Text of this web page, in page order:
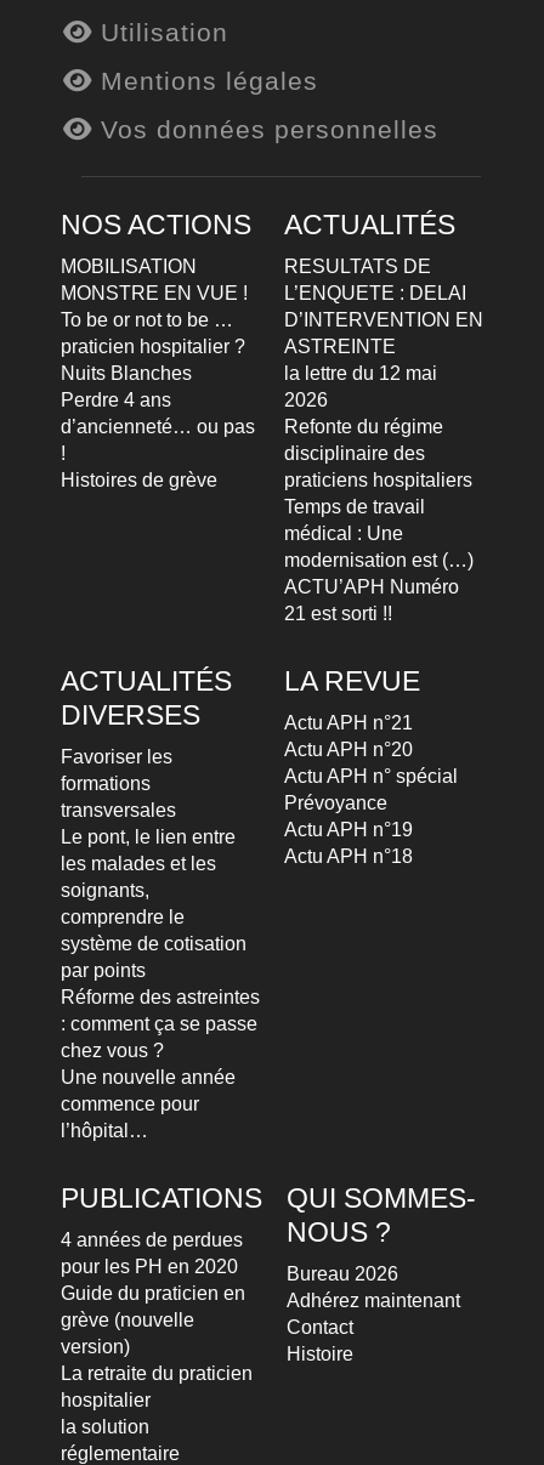
Utilisation
Mentions légales
Vos données personnelles
NOS ACTIONS
MOBILISATION
MONSTRE EN VUE !
To be or not to be …
praticien hospitalier ?
Nuits Blanches
Perdre 4 ans
d’ancienneté… ou pas
!
Histoires de grève
ACTUALITÉS
RESULTATS DE
L’ENQUETE : DELAI
D’INTERVENTION EN
ASTREINTE
la lettre du 12 mai
2026
Refonte du régime
disciplinaire des
praticiens hospitaliers
Temps de travail
médical : Une
modernisation est (…)
ACTU’APH Numéro
21 est sorti !!
ACTUALITÉS
DIVERSES
Favoriser les
formations
transversales
Le pont, le lien entre
les malades et les
soignants,
comprendre le
système de cotisation
par points
Réforme des astreintes
: comment ça se passe
chez vous ?
Une nouvelle année
commence pour
l’hôpital…
LA REVUE
Actu APH n°21
Actu APH n°20
Actu APH n° spécial
Prévoyance
Actu APH n°19
Actu APH n°18
PUBLICATIONS
4 années de perdues
pour les PH en 2020
Guide du praticien en
grève (nouvelle
version)
La retraite du praticien
hospitalier
la solution
réglementaire
QUI SOMMES-
NOUS ?
Bureau 2026
Adhérez maintenant
Contact
Histoire